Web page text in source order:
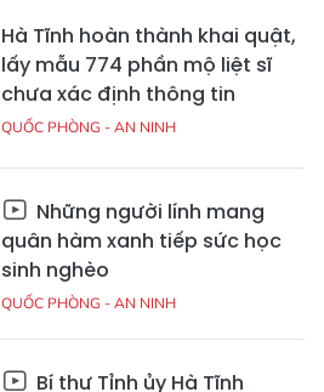
Hà Tĩnh hoàn thành khai quật,
lấy mẫu 774 phần mộ liệt sĩ
chưa xác định thông tin
QUỐC PHÒNG - AN NINH
Những người lính mang
quân hàm xanh tiếp sức học
sinh nghèo
QUỐC PHÒNG - AN NINH
Bí thư Tỉnh ủy Hà Tĩnh